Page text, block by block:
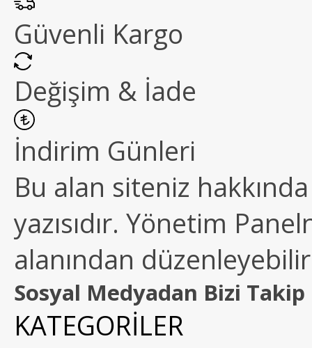
Güvenli Kargo
Değişim & İade
İndirim Günleri
Bu alan siteniz
yazısıdır. Yönetim
alanından
Sosyal Medyadan Bizi Takip
KATEGORİLER